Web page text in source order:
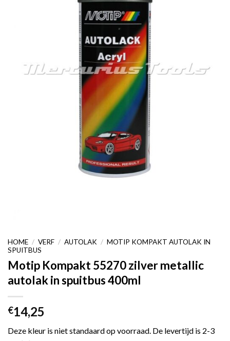
HOME / VERF / AUTOLAK / MOTIP KOMPAKT AUTOLAK IN
SPUITBUS
Motip Kompakt 55270 zilver metallic
autolak in spuitbus 400ml
€14,25
Deze kleur is niet standaard op voorraad. De levertijd is 2-3